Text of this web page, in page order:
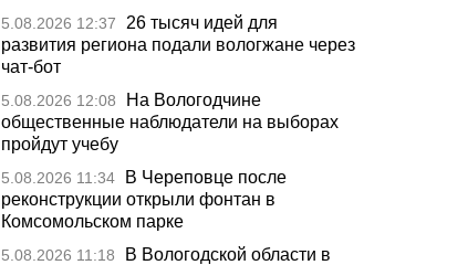
5.08.2026 12:37
26 тысяч идей для
развития региона подали вологжане через
чат-бот
5.08.2026 12:08
На Вологодчине
общественные наблюдатели на выборах
пройдут учебу
5.08.2026 11:34
В Череповце после
реконструкции открыли фонтан в
Комсомольском парке
5.08.2026 11:18
В Вологодской области в